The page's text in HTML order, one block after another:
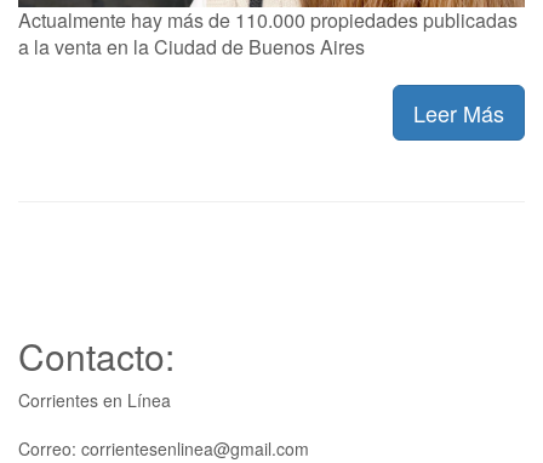
Actualmente hay más de 110.000 propiedades publicadas
a la venta en la Ciudad de Buenos Aires
Leer Más
Contacto:
Corrientes en Línea
Correo: corrientesenlinea@gmail.com